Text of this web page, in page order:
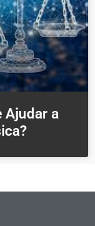
Ajudar a